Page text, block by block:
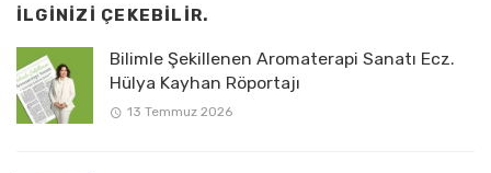
İLGINIZI ÇEKEBILIR.
Bilimle Şekillenen Aromaterapi Sanatı Ecz.
Hülya Kayhan Röportajı
13 Temmuz 2026